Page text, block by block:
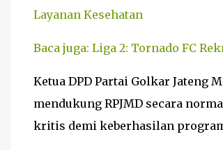
Layanan Kesehatan
Baca juga: Liga 2: Tornado FC
Ketua DPD Partai Golkar Jateng
mendukung RPJMD secara
kritis demi keberhasilan